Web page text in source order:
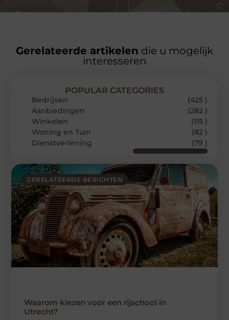
Gerelateerde artikelen die u mogelijk
interesseren
GERELATEERDE BERICHTEN
Waarom kiezen voor een rijschool in
Utrecht?
POPULAR CATEGORIES
Bedrijven
(425 )
Aanbiedingen
(282 )
Winkelen
(115 )
Woning en Tuin
(82 )
Dienstverlening
(79 )